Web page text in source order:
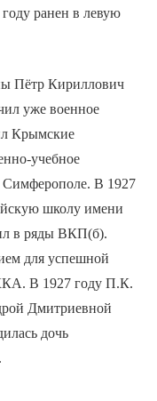
ранен в левую
Пётр Кириллович
уже военное
Крымские
учебное
Симферополе. В 1927
школу имени
в ряды ВКП(б).
для успешной
В 1927 году П.К.
Дмитриевной
дочь